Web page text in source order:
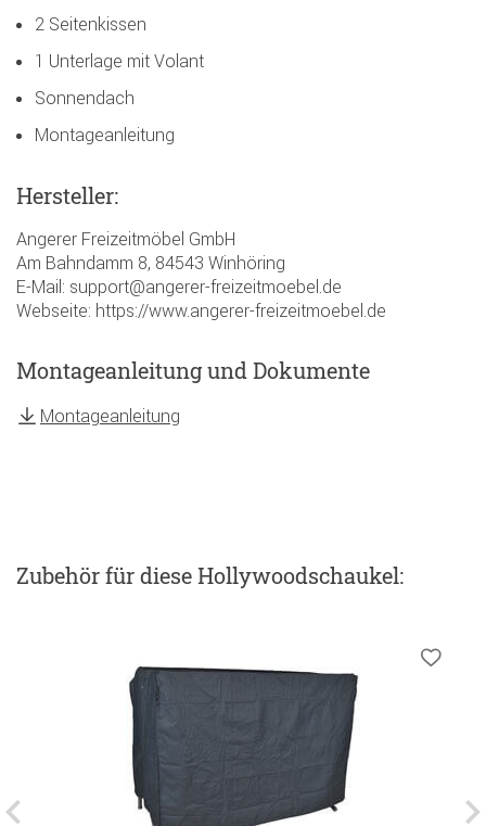
2 Seitenkissen
1 Unterlage mit Volant
Sonnendach
Montageanleitung
Hersteller:
Angerer Freizeitmöbel GmbH
Am Bahndamm 8, 84543 Winhöring
E-Mail: support@angerer-freizeitmoebel.de
Webseite: https://www.angerer-freizeitmoebel.de
Montageanleitung und Dokumente
Montageanleitung
Zubehörfür diese Hollywoodschaukel: